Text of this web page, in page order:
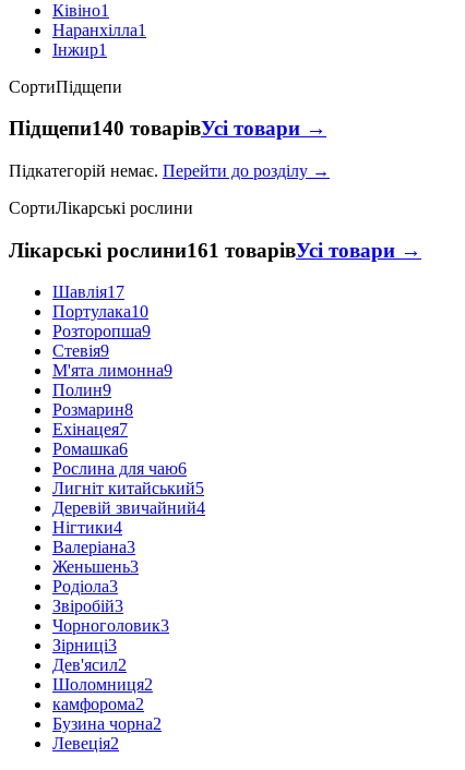
Ківіно1
Наранхілла1
Інжир1
СортиПідщепи
Підщепи140 товарівУсі товари →
Підкатегорій немає. Перейти до розділу →
СортиЛікарські рослини
Лікарські рослини161 товарівУсі товари →
Шавлія17
Портулака10
Розторопша9
Стевія9
М'ята лимонна9
Полин9
Розмарин8
Ехінацея7
Ромашка6
Рослина для чаю6
Лигніт китайський5
Деревій звичайний4
Нігтики4
Валеріана3
Женьшень3
Родіола3
Звіробій3
Чорноголовик3
Зірниці3
Дев'ясил2
Шоломниця2
камфорома2
Бузина чорна2
Левеція2